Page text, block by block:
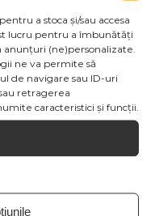
a stoca și/sau accesa
lucru pentru a îmbunătăți
(ne)personalizate.
ne va permite să
de navigare sau ID-uri
retragerea
caracteristici și funcții.